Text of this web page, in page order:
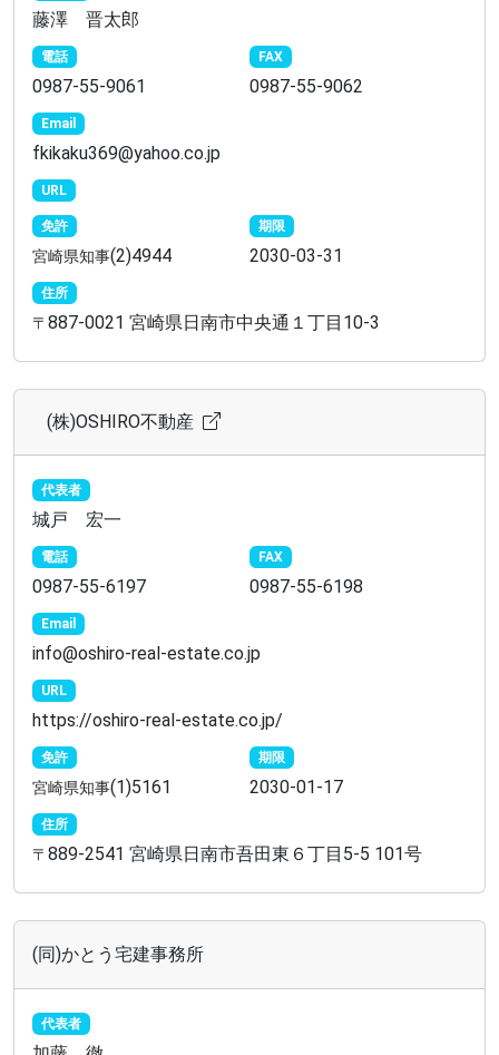
藤澤 晋太郎
電話
0987-55-9061
FAX
0987-55-9062
Email
fkikaku369@yahoo.co.jp
URL
免許
宮崎県知事(2)4944
期限
2030-03-31
住所
〒 887-0021 宮崎県日南市中央通１丁目10-3
(株)OSHIRO不動産
代表者
城戸 宏一
電話
0987-55-6197
FAX
0987-55-6198
Email
info@oshiro-real-estate.co.jp
URL
https://oshiro-real-estate.co.jp/
免許
宮崎県知事(1)5161
期限
2030-01-17
住所
〒 889-2541 宮崎県日南市吾田東６丁目5-5 101号
(同)かとう宅建事務所
代表者